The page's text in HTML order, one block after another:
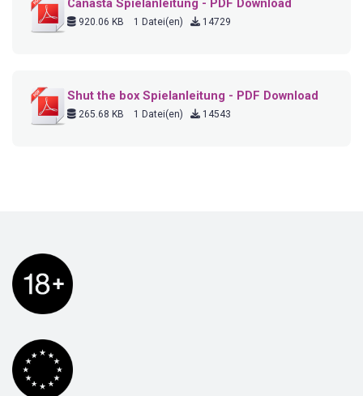
Canasta Spielanleitung - PDF Download
920.06 KB 1 Datei(en) 14729
Shut the box Spielanleitung - PDF Download
265.68 KB 1 Datei(en) 14543